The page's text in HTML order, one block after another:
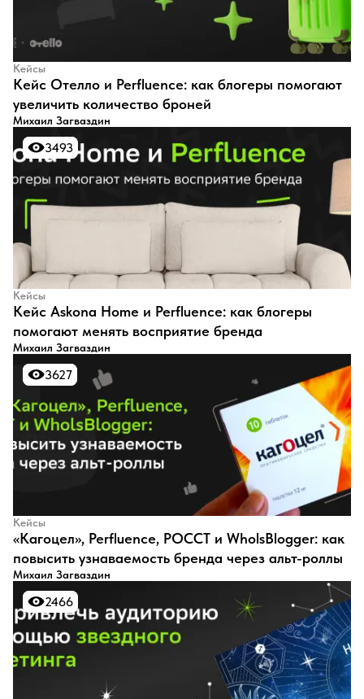
Кейсы
Кейс Отелло и Perfluence: как блогеры помогают
увеличить количество броней
Михаил Загваздин
3493
3493
Кейсы
Кейс Askona Home и Perfluence: как блогеры
помогают менять восприятие бренда
Михаил Загваздин
3627
3627
Кейсы
«Кагоцел», Perfluence, РОССТ и WholsBlogger: как
повысить узнаваемость бренда через альт-роллы
Михаил Загваздин
2466
2466